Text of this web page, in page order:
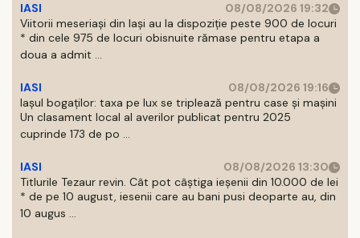
IASI
08/08/2026 19:32
Viitorii meseriași din Iași au la dispoziție peste 900 de locuri
* din cele 975 de locuri obisnuite rămase pentru etapa a
doua a admit ...
IASI
08/08/2026 19:16
Iașul bogaților: taxa pe lux se triplează pentru case și mașini
Un clasament local al averilor publicat pentru 2025
cuprinde 173 de po ...
IASI
08/08/2026 13:30
Titlurile Tezaur revin. Cât pot câștiga ieșenii din 10.000 de lei
* de pe 10 august, iesenii care au bani pusi deoparte au, din
10 augus ...